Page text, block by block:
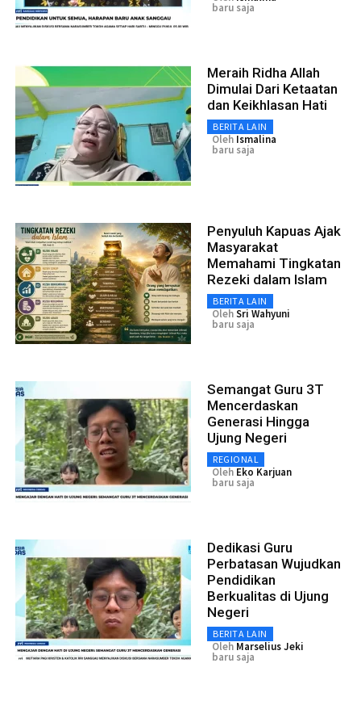
baru saja
Meraih Ridha Allah
Dimulai Dari Ketaatan
dan Keikhlasan Hati
BERITA LAIN
Oleh Ismalina
baru saja
Penyuluh Kapuas Ajak
Masyarakat
Memahami Tingkatan
Rezeki dalam Islam
BERITA LAIN
OlehSri Wahyuni
baru saja
Semangat Guru 3T
Mencerdaskan
Generasi Hingga
Ujung Negeri
REGIONAL
Oleh Eko Karjuan
baru saja
Dedikasi Guru
Perbatasan Wujudkan
Pendidikan
Berkualitas di Ujung
Negeri
BERITA LAIN
Oleh Marselius Jeki
baru saja